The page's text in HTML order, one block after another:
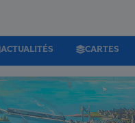
ACTUALITÉS CARTES